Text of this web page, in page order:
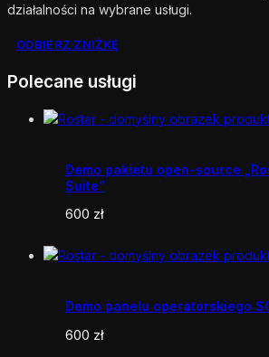
działalności na wybrane usługi.
ODBIERZ ZNIŻKĘ
Polecane usługi
Demo pakietu open-source
Suite”
600 zł
Demo panelu operatorskiego
600 zł